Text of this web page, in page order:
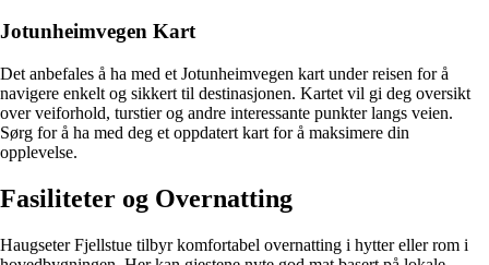
Jotunheimvegen Kart
Det anbefales å ha med et Jotunheimvegen kart under reisen for å
navigere enkelt og sikkert til destinasjonen. Kartet vil gi deg oversikt
over veiforhold, turstier og andre interessante punkter langs veien.
Sørg for å ha med deg et oppdatert kart for å maksimere din
opplevelse.
Fasiliteter og Overnatting
Haugseter Fjellstue tilbyr komfortabel overnatting i hytter eller rom i